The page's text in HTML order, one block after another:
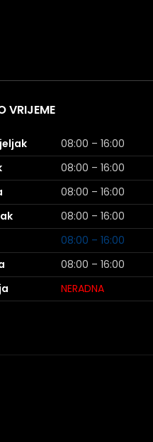
VRIJEME
08:00 – 16:00
08:00 – 16:00
08:00 – 16:00
08:00 – 16:00
08:00 – 16:00
08:00 – 16:00
NERADNA